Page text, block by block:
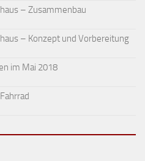
– Zusammenbau
– Konzept und Vorbereitung
im Mai 2018